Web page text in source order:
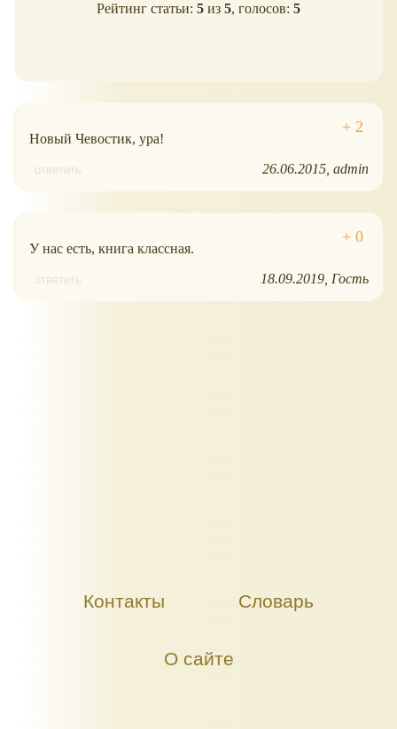
Рейтинг статьи: 5 из 5, голосов: 5
Новый Чевостик, ура!
ответить 26.06.2015 admin
У нас есть, книга классная.
ответить 18.09.2019 Гость
Контакты Словарь
О сайте